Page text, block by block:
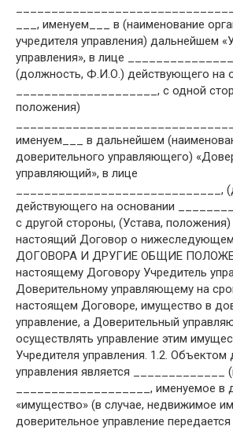
___, именуем___ в (наименование
учредителя управления) дальнейшем
управления», в лице
(должность, Ф.И.О.) действующего на
____________________, с одной
положения)
именуем___ в дальнейшем
доверительного управляющего)
управляющий», в лице
_____________________________,
действующего на основании
с другой стороны, (Устава,
настоящий Договор о
ДОГОВОРА И ДРУГИЕ ОБЩИЕ
настоящему Договору Учредитель
Доверительному управляющему на
настоящем Договоре, имущество в
управление, а Доверительный
осуществлять управление этим
Учредителя управления. 1.2. Объектом
управления является _____________
___________________, именуемое в
«имущество» (в случае, недвижимое
доверительное управление